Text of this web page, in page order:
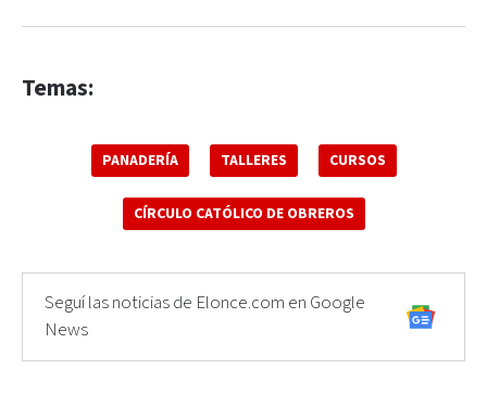
Temas:
PANADERÍA TALLERES CURSOS
CÍRCULO CATÓLICO DE OBREROS
Seguí las noticias de Elonce.com en Google
News